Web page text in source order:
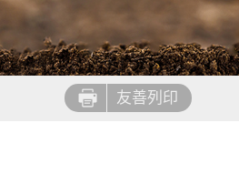
友善列印